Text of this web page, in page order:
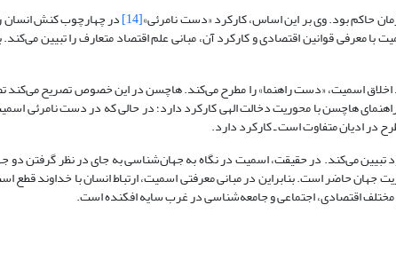
حاکم بود. وی بر این اساس، کارکرد «دست نامرئی»[14] در چهارچوب کنش انسان
معرفی قوانین اقتصادی و کارکرد آن، مبانی علم اقتصاد متعارف را تبیین
اذعان می‌دارد هاچسن، استاد اخلاق اسمیت، «دست راهنما» را مطرح می‌کند. هاچسن در این خصوص تصریح
هاچسن با محوریت دخالت الهی کارکرد دارد؛ در حالی که در دست نامرئی
در ادیان متفاوت است ـ کارکرد دارد.
می‌کند. در حقیقت، اسمیت در نگاه به جهان‌شناسی به جای در نظر گرفتن دو
حاضر است. بنابراین در مبانی معرفتی اسمیت، ارتباط انسان با خداوند قطع
مختلف اقتصادی، اجتماعی و جامعه‌شناسی در غرب سایه افکنده است.